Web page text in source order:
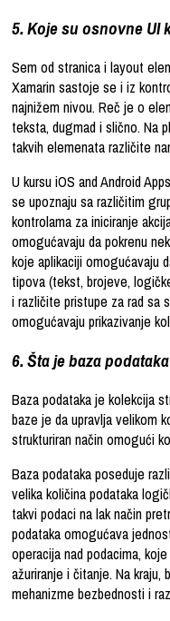
5. Koje su osnovne UI
Sem od stranica i layout
Xamarin sastoje se i iz
najnižem nivou. Reč je o
teksta, dugmad i slično. Na
takvih elemenata različite
U kursu iOS and Android
se upoznaju sa različitim
kontrolama za iniciranje
omogućavaju da pokrenu
koje aplikaciji omogućavaju
tipova (tekst, brojeve,
i različite pristupe za rad sa
omogućavaju prikazivanje
6. Šta je baza
Baza podataka je kolekcija
baze je da upravlja velikom
strukturiran način omogući
Baza podataka poseduje
velika količina podataka
takvi podaci na lak način
podataka omogućava
operacija nad podacima,
ažuriranje i čitanje. Na kraju,
mehanizme bezbednosti i